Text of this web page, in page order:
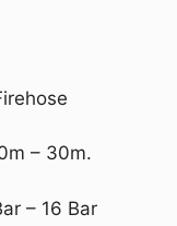
– 30m.
– 16 Bar